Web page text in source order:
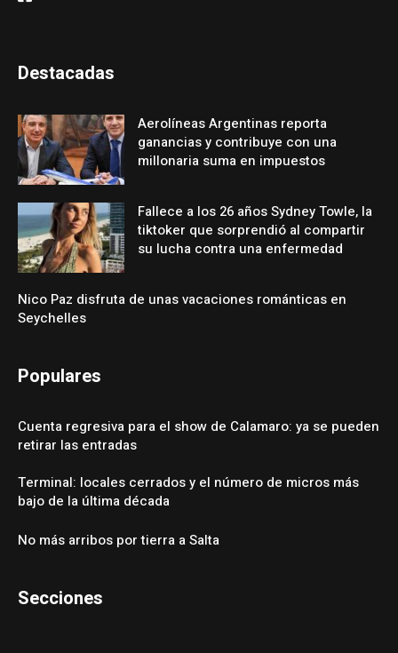
Destacadas
Aerolíneas Argentinas reporta
ganancias y contribuye con una
millonaria suma en impuestos
Fallece a los 26 años Sydney Towle, la
tiktoker que sorprendió al compartir
su lucha contra una enfermedad
Nico Paz disfruta de unas vacaciones románticas en
Seychelles
Populares
Cuenta regresiva para el show de Calamaro: ya se pueden
retirar las entradas
Terminal: locales cerrados y el número de micros más
bajo de la última década
No más arribos por tierra a Salta
Secciones